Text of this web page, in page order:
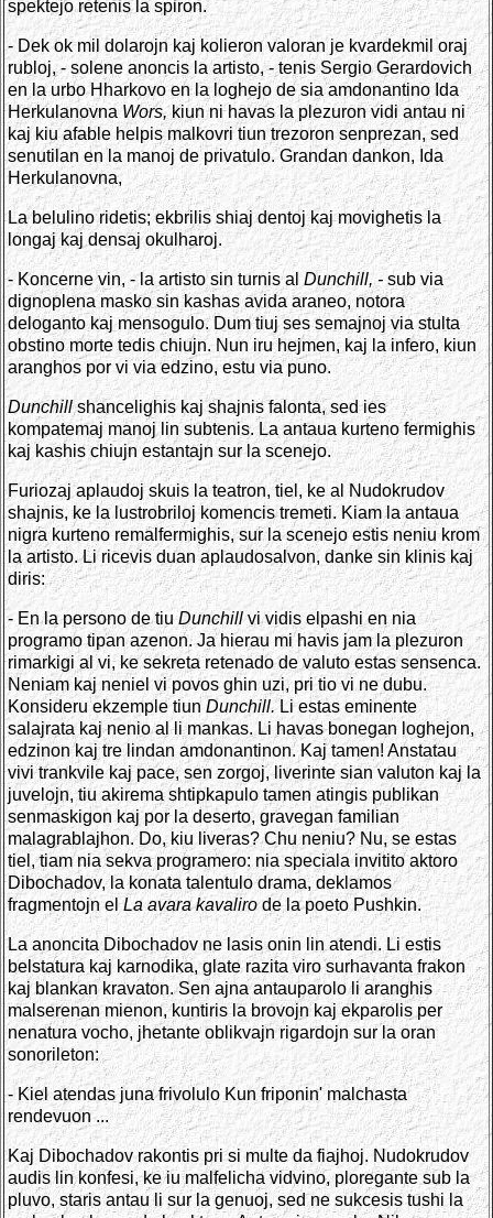
spektejo retenis la spiron.
- Dek ok mil dolarojn kaj kolieron valoran je kvardekmil oraj
rubloj, - solene anoncis la artisto, - tenis Sergio Gerardovich
en la urbo Hharkovo en la loghejo de sia amdonantino Ida
HerkulanovnaWors, kiun ni havas la plezuron vidi antau ni
kaj kiu afable helpis malkovri tiun trezoron senprezan, sed
senutilan en la manoj de privatulo. Grandan dankon, Ida
Herkulanovna,
La belulino ridetis; ekbrilis shiaj dentoj kaj movighetis la
longaj kaj densaj okulharoj.
- Koncerne vin, - la artisto sin turnis al Dunchill, - sub via
dignoplena masko sin kashas avida araneo, notora
deloganto kaj mensogulo. Dum tiuj ses semajnoj via stulta
obstino morte tedis chiujn. Nun iru hejmen, kaj la infero, kiun
aranghos por vi via edzino, estu via puno.
Dunchillshancelighis kaj shajnis falonta, sed ies
kompatemaj manoj lin subtenis. La antaua kurteno fermighis
kaj kashis chiujn estantajn sur la scenejo.
Furiozaj aplaudoj skuis la teatron, tiel, ke al Nudokrudov
shajnis, ke la lustrobriloj komencis tremeti. Kiam la antaua
nigra kurteno remalfermighis, sur la scenejo estis neniu krom
la artisto. Li ricevis duan aplaudosalvon, danke sin klinis kaj
diris:
- En la persono de tiuDunchillvi vidis elpashi en nia
programo tipan azenon. Ja hierau mi havis jam la plezuron
rimarkigi al vi, ke sekreta retenado de valuto estas sensenca.
Neniam kaj neniel vi povos ghin uzi, pri tio vi ne dubu.
Konsideru ekzemple tiun Dunchill.Li estas eminente
salajrata kaj nenio al li mankas. Li havas bonegan loghejon,
edzinon kaj tre lindan amdonantinon. Kaj tamen! Anstatau
vivi trankvile kaj pace, sen zorgoj, liverinte sian valuton kaj la
juvelojn, tiu akirema shtipkapulo tamen atingis publikan
senmaskigon kaj por la deserto, gravegan familian
malagrablajhon. Do, kiu liveras? Chu neniu? Nu, se estas
tiel, tiam nia sekva programero: nia speciala invitito aktoro
Dibochadov, la konata talentulo drama, deklamos
fragmentojn elLa avara kavalirode la poeto Pushkin.
La anoncita Dibochadov ne lasis onin lin atendi. Li estis
belstatura kaj karnodika, glate razita viro surhavanta frakon
kaj blankan kravaton. Sen ajna antauparolo li aranghis
malserenan mienon, kuntiris la brovojn kaj ekparolis per
nenatura vocho, jhetante oblikvajn rigardojn sur la oran
sonorileton:
- Kiel atendas juna frivolulo Kun friponin' malchasta
rendevuon ...
Kaj Dibochadov rakontis pri si multe da fiajhoj. Nudokrudov
audis lin konfesi, ke iu malfelicha vidvino, ploregante sub la
pluvo, staris antau li sur la genuoj, sed ne sukcesis tushi la